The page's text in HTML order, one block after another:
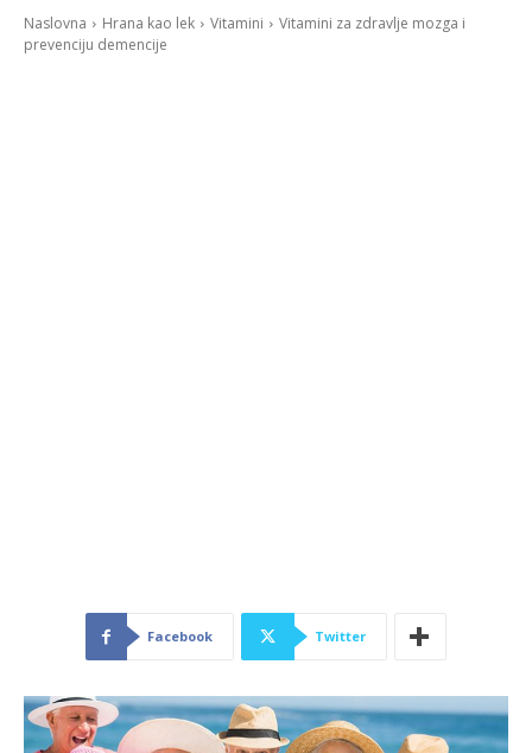
Naslovna Hrana kao lek Vitamini
Vitamini za zdravlje mozga i
prevenciju demencije
Facebook Twitter